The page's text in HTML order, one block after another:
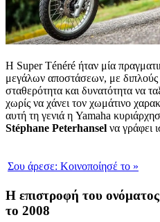
Η Super Ténéré ήταν μία
μεγάλων αποστάσεων, με
σταθερότητα και δυνατότητα να
χωρίς να χάνει τον χωμάτινο
αυτή τη γενιά η Yamaha
Stéphane Peterhansel να γράφει
Σου άρεσε: Κοινοποίησέ το »
Η επιστροφή του
το 2008